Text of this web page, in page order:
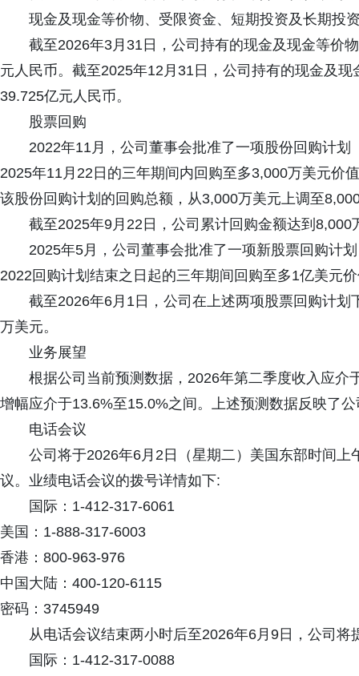
现金及现金等价物、受限资金、短期投资及长期投
截至2026年3月31日，公司持有的现金及现金等价
元人民币。截至2025年12月31日，公司持有的现金及
39.725亿元人民币。
股票回购
2022年11月，公司董事会批准了一项股份回购计
2025年11月22日的三年期间内回购至多3,000万美元价
该股份回购计划的回购总额，从3,000万美元上调至
截至2025年9月22日，公司累计回购金额达到
2025年5月，公司董事会批准了一项新股票回购计
2022回购计划结束之日起的三年期间回购至多1亿美元
截至2026年6月1日，公司在上述两项股票回购计
万美元。
业务展望
根据公司当前预测数据，2026年第二季度收入应
增幅应介于13.6%至15.0%之间。上述预测数据反映了
电话会议
公司将于2026年6月2日（星期二）美国东部时间
议。业绩电话会议的拨号详情如下:
国际：1-412-317-6061
美国：1-888-317-6003
香港：800-963-976
中国大陆：400-120-6115
密码：3745949
从电话会议结束两小时后至2026年6月9日，公司将
国际：1-412-317-0088